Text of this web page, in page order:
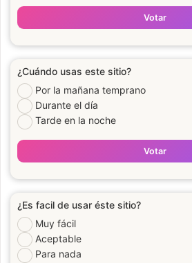
Votar
¿Cuándo usas este sitio?
Por la mañana temprano
Durante el día
Tarde en la noche
Votar
¿Es facil de usar éste sitio?
Muy fácil
Aceptable
Para nada